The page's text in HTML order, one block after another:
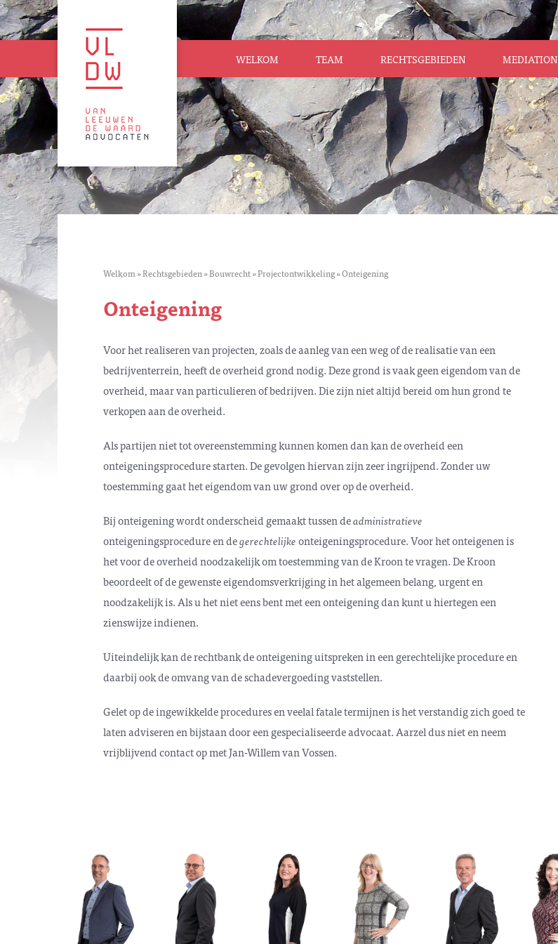
WELKOM TEAM RECHTSGEBIEDEN MEDIATION
Welkom»Rechtsgebieden»Bouwrecht»Projectontwikkeling»Onteigening
Onteigening
Voor het realiseren van projecten, zoals de aanleg van een weg of de realisatie van een
bedrijventerrein, heeft de overheid grond nodig. Deze grond is vaak geen eigendom van de
overheid, maar van particulieren of bedrijven. Die zijn niet altijd bereid om hun grond te
verkopen aan de overheid.
Als partijen niet tot overeenstemming kunnen komen dan kan de overheid een
onteigeningsprocedure starten. De gevolgen hiervan zijn zeer ingrijpend. Zonder uw
toestemming gaat het eigendom van uw grond over op de overheid.
Bij onteigening wordt onderscheid gemaakt tussen deadministratieve
onteigeningsprocedure en degerechtelijkeonteigeningsprocedure. Voor het onteigenen is
het voor de overheid noodzakelijk om toestemming van de Kroon te vragen. De Kroon
beoordeelt of de gewenste eigendomsverkrijging in het algemeen belang, urgent en
noodzakelijk is. Als u het niet eens bent met een onteigening dan kunt u hiertegen een
zienswijze indienen.
Uiteindelijk kan de rechtbank de onteigening uitspreken in een gerechtelijke procedure en
daarbij ook de omvang van de schadevergoeding vaststellen.
Gelet op de ingewikkelde procedures en veelal fatale termijnen is het verstandig zich goed te
laten adviseren en bijstaan door een gespecialiseerde advocaat. Aarzel dus niet en neem
vrijblijvend contact op met Jan-Willem van Vossen.